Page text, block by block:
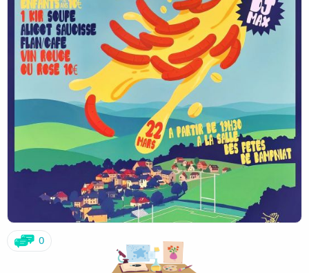
seront réservées aux enfants de l'école; alors venez
nombreux et réservez vite avant le 11 mars :
- par téléphone auprès de Céline au 06.82.68.60.39 ou
Maud au 06.76.36.65.30
- par coupon- réponse à remettre aux enseignants.
0